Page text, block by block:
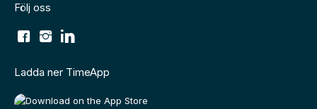
Följ oss
Ladda ner TimeApp